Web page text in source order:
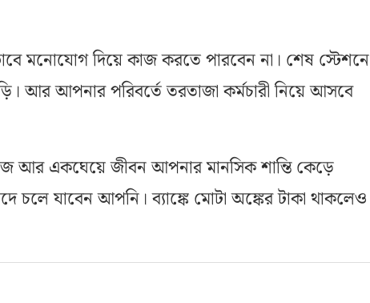
মনোযোগ দিয়ে কাজ করতে পারবেন না। শেষ স্টেশনে
আর আপনার পরিবর্তে তরতাজা কর্মচারী নিয়ে আসবে
আর একঘেয়ে জীবন আপনার মানসিক শান্তি কেড়ে
চলে যাবেন আপনি। ব্যাঙ্কে মোটা অঙ্কের টাকা থাকলেও